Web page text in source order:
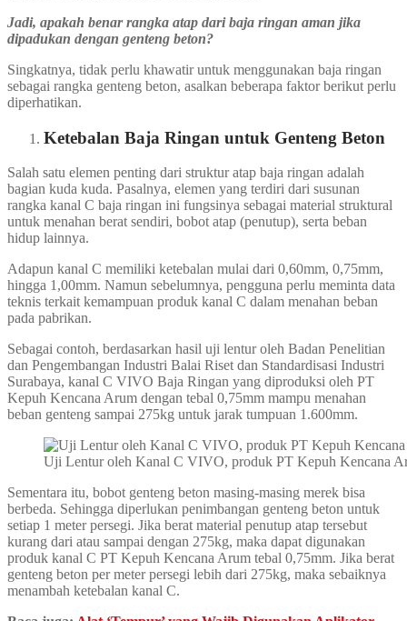
Jadi, apakah benar rangka atap dari baja ringan aman jika
dipadukan dengan genteng beton?
Singkatnya, tidak perlu khawatir untuk menggunakan baja ringan
sebagai rangka genteng beton, asalkan beberapa faktor berikut perlu
diperhatikan.
Ketebalan Baja Ringan untuk Genteng Beton
Salah satu elemen penting dari struktur atap baja ringan adalah
bagian kuda kuda. Pasalnya, elemen yang terdiri dari susunan
rangka kanal C baja ringan ini fungsinya sebagai material struktural
untuk menahan berat sendiri, bobot atap (penutup), serta beban
hidup lainnya.
Adapun kanal C memiliki ketebalan mulai dari 0,60mm, 0,75mm,
hingga 1,00mm. Namun sebelumnya, pengguna perlu meminta data
teknis terkait kemampuan produk kanal C dalam menahan beban
pada pabrikan.
Sebagai contoh, berdasarkan hasil uji lentur oleh Badan Penelitian
dan Pengembangan Industri Balai Riset dan Standardisasi Industri
Surabaya, kanal C VIVO Baja Ringan yang diproduksi oleh PT
Kepuh Kencana Arum dengan tebal 0,75mm mampu menahan
beban genteng sampai 275kg untuk jarak tumpuan 1.600mm.
Uji Lentur oleh Kanal C VIVO, produk PT Kepuh Kencana
Sementara itu, bobot genteng beton masing-masing merek bisa
berbeda. Sehingga diperlukan penimbangan genteng beton untuk
setiap 1 meter persegi. Jika berat material penutup atap tersebut
kurang dari atau sampai dengan 275kg, maka dapat digunakan
produk kanal C PT Kepuh Kencana Arum tebal 0,75mm. Jika berat
genteng beton per meter persegi lebih dari 275kg, maka sebaiknya
menambah ketebalan kanal C.